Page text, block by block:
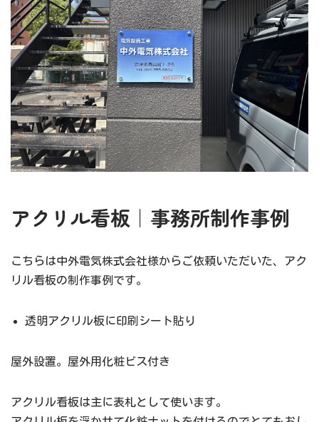
アクリル看板｜事務所制作事例
こちらは中外電気株式会社様からご依頼いただいた、アク
リル看板の制作事例です。
透明アクリル板に印刷シート貼り
屋外設置。屋外用化粧ビス付き
アクリル看板は主に表札として使います。